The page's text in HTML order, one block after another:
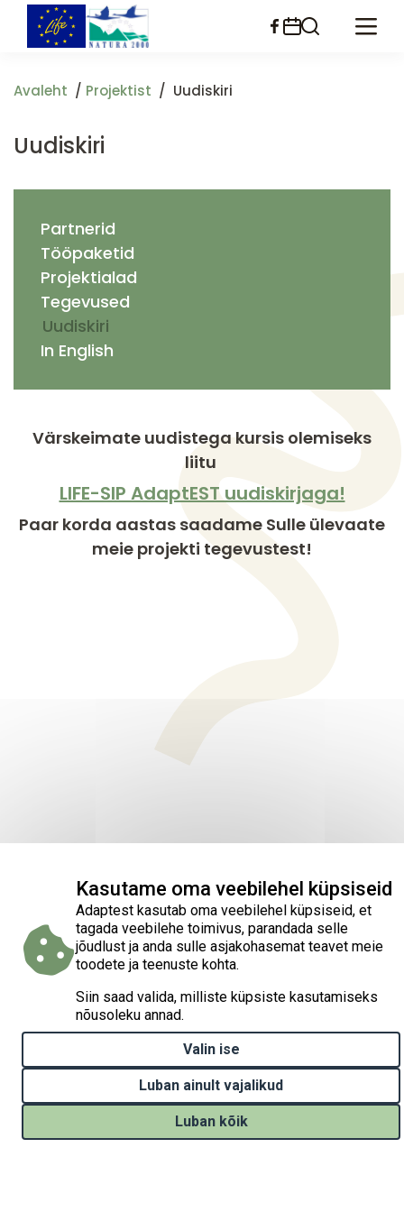
Liigu
edasi
põhisisu
Avaleht Projektist Uudiskiri
Uudiskiri
Partnerid
Tööpaketid
Projektialad
Tegevused
Uudiskiri
In English
Värskeimate uudistega kursis olemiseks
liitu
LIFE-SIP AdaptEST uudiskirjaga!
Paar korda aastas saadame Sulle ülevaate
meie projekti tegevustest!
Kasutame oma veebilehel küpsiseid
Adaptest kasutab oma veebilehel küpsiseid, et
tagada veebilehe toimivus, parandada selle
jõudlust ja anda sulle asjakohasemat teavet meie
toodete ja teenuste kohta.
Siin saad valida, milliste küpsiste kasutamiseks
nõusoleku annad.
Withdraw consent
Valin ise
Luban ainult vajalikud
Luban kõik